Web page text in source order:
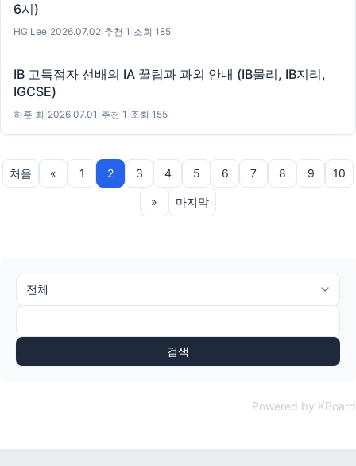
6시)
HG Lee 2026.07.02 추천 1 조회 185
IB 고득점자 선배의 IA 꿀팁과 과외 안내 (IB물리, IB지리,
IGCSE)
하훈 최 2026.07.01 추천 1 조회 155
처음 « 1 2 3 4 5 6 7 8 9 10
» 마지막
검색
Powered by KBoard